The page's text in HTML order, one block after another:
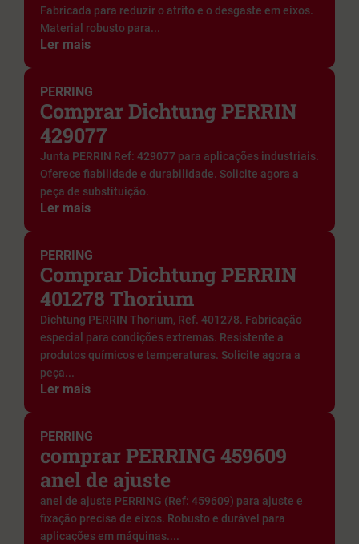
Fabricada para reduzir o atrito e o desgaste em eixos.
Material robusto para...
Ler mais
PERRING
Comprar Dichtung PERRIN
429077
Junta PERRIN Ref: 429077 para aplicações industriais.
Oferece fiabilidade e durabilidade. Solicite agora a
peça de substituição.
Ler mais
PERRING
Comprar Dichtung PERRIN
401278 Thorium
Dichtung PERRIN Thorium, Ref. 401278. Fabricação
especial para condições extremas. Resistente a
produtos químicos e temperaturas. Solicite agora a
peça...
Ler mais
PERRING
comprar PERRING 459609
anel de ajuste
anel de ajuste PERRING (Ref: 459609) para ajuste e
fixação precisa de eixos. Robusto e durável para
aplicações em máquinas....